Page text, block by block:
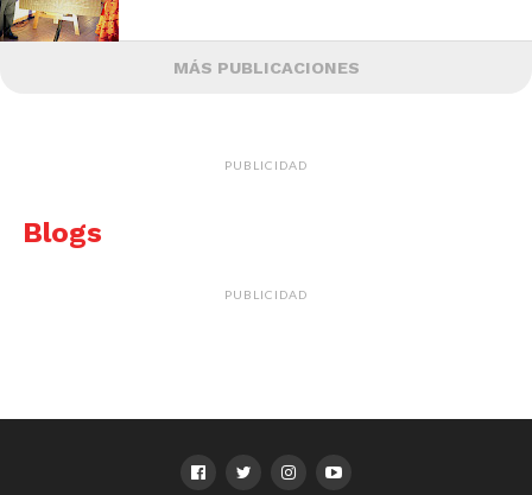
MÁS PUBLICACIONES
PUBLICIDAD
Blogs
PUBLICIDAD